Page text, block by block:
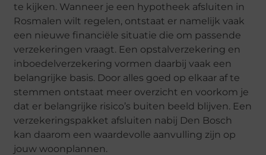
te kijken. Wanneer je een hypotheek afsluiten in
Rosmalen wilt regelen, ontstaat er namelijk vaak
een nieuwe financiële situatie die om passende
verzekeringen vraagt. Een opstalverzekering en
inboedelverzekering vormen daarbij vaak een
belangrijke basis. Door alles goed op elkaar af te
stemmen ontstaat meer overzicht en voorkom je
dat er belangrijke risico’s buiten beeld blijven. Een
verzekeringspakket afsluiten nabij Den Bosch
kan daarom een waardevolle aanvulling zijn op
jouw woonplannen.